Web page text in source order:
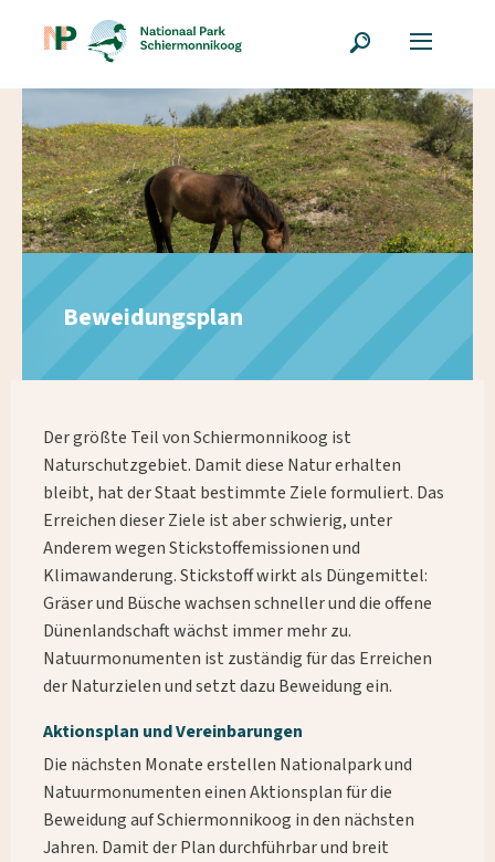
Beweidungsplan
Der größte Teil von Schiermonnikoog ist
Naturschutzgebiet. Damit diese Natur erhalten
bleibt, hat der Staat bestimmte Ziele formuliert. Das
Erreichen dieser Ziele ist aber schwierig, unter
Anderem wegen Stickstoffemissionen und
Klimawanderung. Stickstoff wirkt als Düngemittel:
Gräser und Büsche wachsen schneller und die offene
Dünenlandschaft wächst immer mehr zu.
Natuurmonumenten ist zuständig für das Erreichen
der Naturzielen und setzt dazu Beweidung ein.
Aktionsplan und Vereinbarungen
Die nächsten Monate erstellen Nationalpark und
Natuurmonumenten einen Aktionsplan für die
Beweidung auf Schiermonnikoog in den nächsten
Jahren. Damit der Plan durchführbar und breit